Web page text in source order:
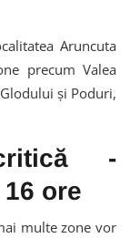
Aruncuta
precum Valea
și Poduri,
-
ore
multe zone vor